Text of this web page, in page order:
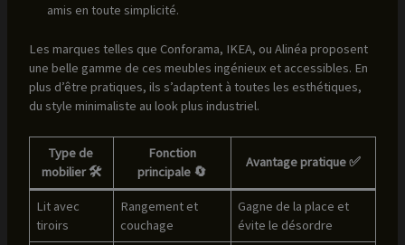
amis en toute simplicité.
Les marques telles que Conforama, IKEA, ou Alinéa proposent
une belle gamme de ces meubles ingénieux et accessibles. En
plus d’être pratiques, ils s’adaptent à toutes les esthétiques,
du style minimaliste au look plus industriel.
Type de
mobilier 🛠️
Fonction
principale 🔄
Avantage pratique ✅
Lit avec
tiroirs
Rangement et
couchage
Gagne de la place et
évite le désordre